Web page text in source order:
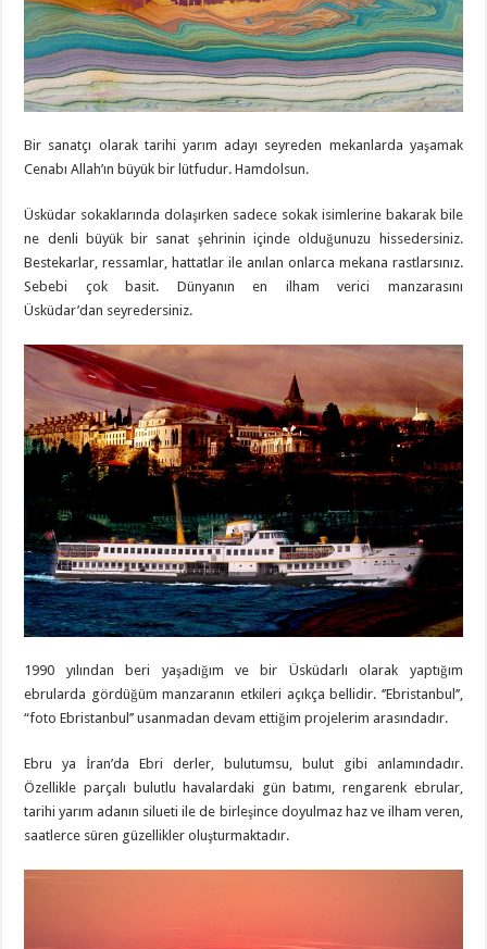
Bir sanatçı olarak tarihi yarım adayı seyreden mekanlarda yaşamak
Cenabı Allah’ın büyük bir lütfudur. Hamdolsun.
Üsküdar sokaklarında dolaşırken sadece sokak isimlerine bakarak bile
ne denli büyük bir sanat şehrinin içinde olduğunuzu hissedersiniz.
Bestekarlar, ressamlar, hattatlar ile anılan onlarca mekana rastlarsınız.
Sebebi çok basit. Dünyanın en ilham verici manzarasını
Üsküdar’dan seyredersiniz.
1990 yılından beri yaşadığım ve bir Üsküdarlı olarak yaptığım
ebrularda gördüğüm manzaranın etkileri açıkça bellidir. ‘’Ebristanbul’’,
“foto Ebristanbul’’ usanmadan devam ettiğim projelerim arasındadır.
Ebru ya İran’da Ebri derler, bulutumsu, bulut gibi anlamındadır.
Özellikle parçalı bulutlu havalardaki gün batımı, rengarenk ebrular,
tarihi yarım adanın silueti ile de birleşince doyulmaz haz ve ilham veren,
saatlerce süren güzellikler oluşturmaktadır.